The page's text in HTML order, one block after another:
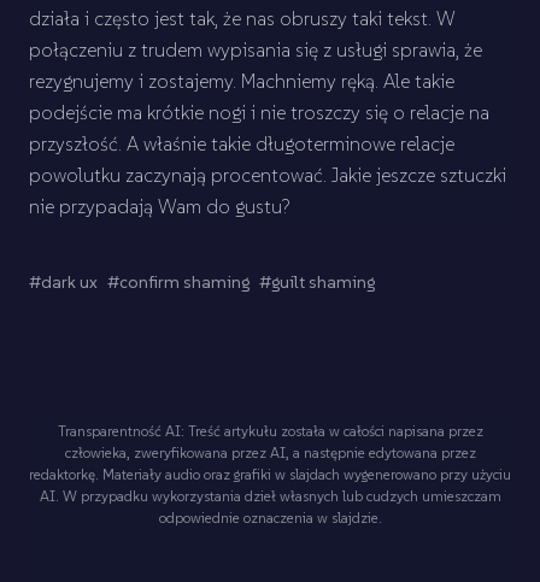
działa i często jest tak, że nas obruszy taki tekst. W
połączeniu z trudem wypisania się z usługi sprawia, że
rezygnujemy i zostajemy. Machniemy ręką. Ale takie
podejście ma krótkie nogi i nie troszczy się o relacje na
przyszłość. A właśnie takie długoterminowe relacje
powolutku zaczynają procentować. Jakie jeszcze sztuczki
nie przypadają Wam do gustu?
#dark ux #confirm shaming #guilt shaming
Transparentność AI: Treść artykułu została w całości napisana przez
człowieka, zweryfikowana przez AI, a następnie edytowana przez
redaktorkę. Materiały audio oraz grafiki w slajdach wygenerowano przy użyciu
AI. W przypadku wykorzystania dzieł własnych lub cudzych umieszczam
odpowiednie oznaczenia w slajdzie.